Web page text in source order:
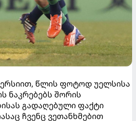
წლის ფოტოდ უელსისა
ნაკრებებს შორის
გადაღებული ფაქტი
ჩვენც ვეთანხმებით